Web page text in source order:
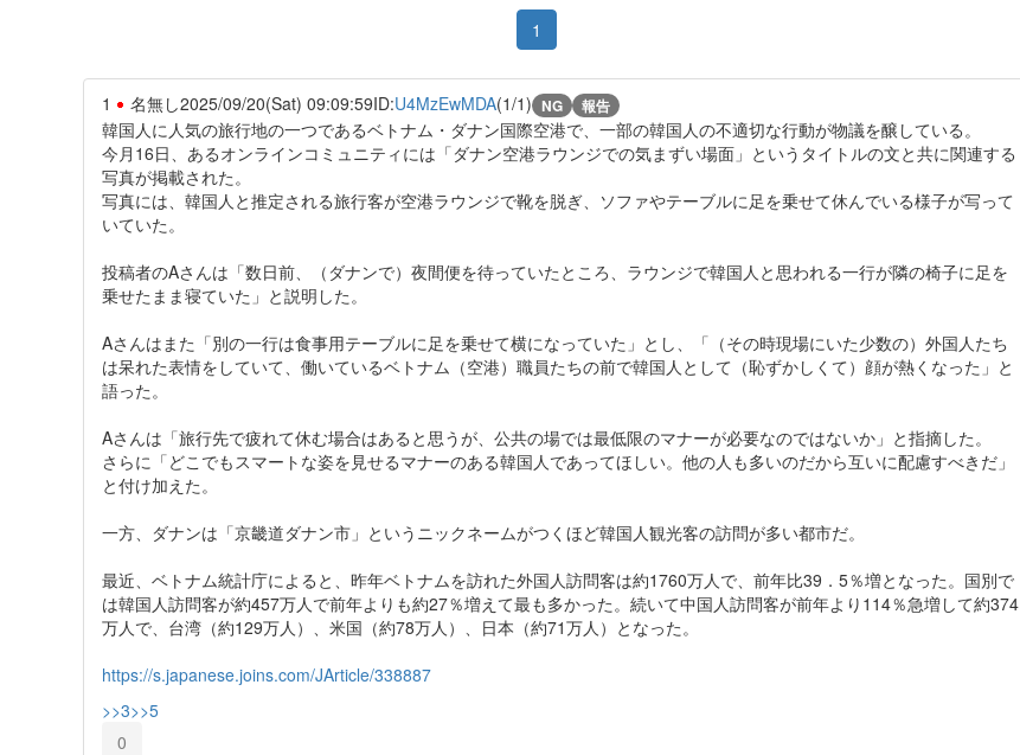
1
1 名無し2025/09/20(Sat) 09:09:59ID:U4MzEwMDA(1/1) NG 報告
韓国人に人気の旅行地の一つであるベトナム・ダナン国際空港で、一部の韓国人の不適切な行動が物議を醸している。
今月16日、あるオンラインコミュニティには「ダナン空港ラウンジでの気まずい場面」というタイトルの文と共に関連する
写真が掲載された。
写真には、韓国人と推定される旅行客が空港ラウンジで靴を脱ぎ、ソファやテーブルに足を乗せて休んでいる様子が写って
いていた。
投稿者のAさんは「数日前、（ダナンで）夜間便を待っていたところ、ラウンジで韓国人と思われる一行が隣の椅子に足を
乗せたまま寝ていた」と説明した。
Aさんはまた「別の一行は食事用テーブルに足を乗せて横になっていた」とし、「（その時現場にいた少数の）外国人たち
は呆れた表情をしていて、働いているベトナム（空港）職員たちの前で韓国人として（恥ずかしくて）顔が熱くなった」と
語った。
Aさんは「旅行先で疲れて休む場合はあると思うが、公共の場では最低限のマナーが必要なのではないか」と指摘した。
さらに「どこでもスマートな姿を見せるマナーのある韓国人であってほしい。他の人も多いのだから互いに配慮すべきだ」
と付け加えた。
一方、ダナンは「京畿道ダナン市」というニックネームがつくほど韓国人観光客の訪問が多い都市だ。
最近、ベトナム統計庁によると、昨年ベトナムを訪れた外国人訪問客は約1760万人で、前年比39．5％増となった。国別で
は韓国人訪問客が約457万人で前年よりも約27％増えて最も多かった。続いて中国人訪問客が前年より114％急増して約374
万人で、台湾（約129万人）、米国（約78万人）、日本（約71万人）となった。
https://s.japanese.joins.com/JArticle/338887
>>3>>5
0